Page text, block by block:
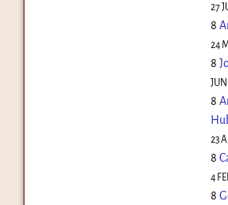
27
8
24
8
JUN
8
23
8
4
8